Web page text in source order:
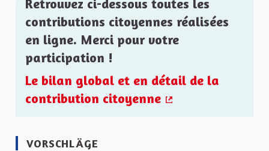
Retrouvez ci-dessous toutes les
contributions citoyennes réalisées
en ligne. Merci pour votre
participation !
Le bilan global et en détail de la
contribution citoyenne
VORSCHLÄGE